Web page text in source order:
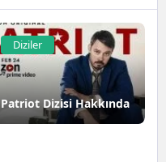
Diziler
Patriot Dizisi Hakkında